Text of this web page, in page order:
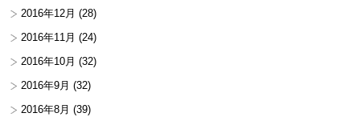
2016年12月 (28)
2016年11月 (24)
2016年10月 (32)
2016年9月 (32)
2016年8月 (39)